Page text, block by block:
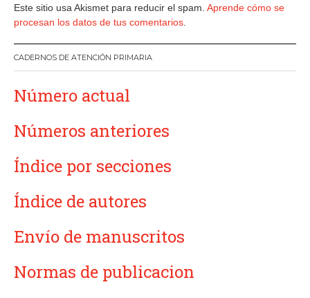
Este sitio usa Akismet para reducir el spam. Aprende cómo se
procesan los datos de tus comentarios
CADERNOS DE ATENCIÓN PRIMARIA
Número actual
Números anteriores
Índice por secciones
Índice de autores
Envío de manuscritos
Normas de publicacion